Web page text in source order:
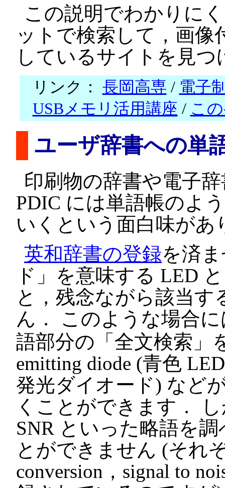
この説明でわかりに
ットで検索して，画
しているサイトを見
リンク： 長岡高専 / 電子
USBメモリ活用講座 / こ
ユーザ辞書への単
印刷物の辞書や電子
PDIC には単語帳のよ
いくという面白味があ
英和辞書の登録を済
ド」を意味する LED
と，残念ながら該当
ん． このような場合
語部分の「全文検索」
emitting diode (青色
発光ダイオード) など
くことができます．
SNR といった略語を
とができません (それ
conversion ， signal to